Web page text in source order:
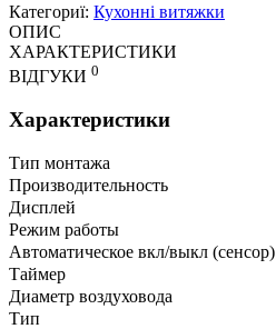
Категориї: Кухонні витяжки
ОПИС
ХАРАКТЕРИСТИКИ
ВІДГУКИ 0
Характеристики
Тип монтажа
Производительность
Дисплей
Режим работы
Автоматическое вкл/выкл (сенсор)
Таймер
Диаметр воздуховода
Тип